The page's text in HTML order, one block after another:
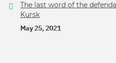
The last word of the
Kursk
May 25, 2021